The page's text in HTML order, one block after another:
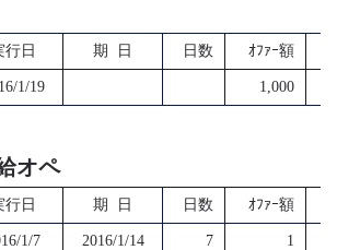
行日 期 日 日数 ｵﾌｧｰ額
1/19 1,000
オペ
行日 期 日 日数 ｵﾌｧｰ額
1/7 2016/1/14 7 1